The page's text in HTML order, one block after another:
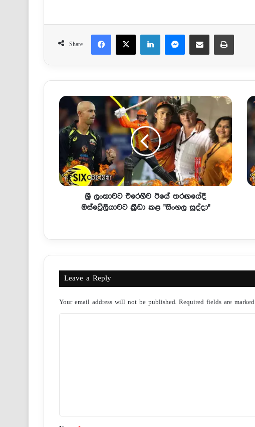
Share
ශ්‍රී ලංකාවට එරෙහිව ඊයේ තරඟයේදී
ඔස්ට්‍රේලියාවට ක්‍රීඩා කළ "සිංහල සුද්දා"
Leave a Reply
Your email address will not be published. Required fields are marked
*